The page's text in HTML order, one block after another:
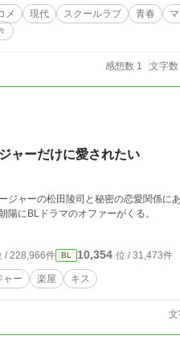
ョンを溜めていた武岡が、それを静観するは
ーを続けられたのは、君のおかげだか
メ 現代 スクールラブ 青春
感想数 1 文字
ャーだけに愛されたい
ジャーの松田陵司と秘密の恋愛関係に
陽にBLドラマのオファーがくる。
/ 228,966件 BL 10,354 位 / 31,473件
ャー 楽屋 キス